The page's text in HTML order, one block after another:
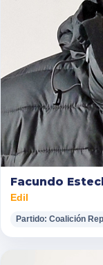
Facundo
Edil
Partido: Coalición